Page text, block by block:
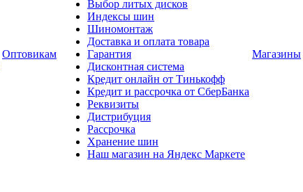
Оптовикам
Выбор литых дисков
Индексы шин
Шиномонтаж
Доставка и оплата товара
Гарантия
Дисконтная система
Кредит онлайн от Тинькофф
Кредит и рассрочка от СберБанка
Реквизиты
Дистрибуция
Рассрочка
Хранение шин
Наш магазин на Яндекс Маркете
Магазины